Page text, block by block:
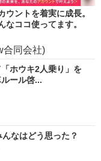
ウントを着実に成長。
なココ使ってます。
合同会社)
ホウキ2人乗り」を
ール啓...
んなはどう思った？